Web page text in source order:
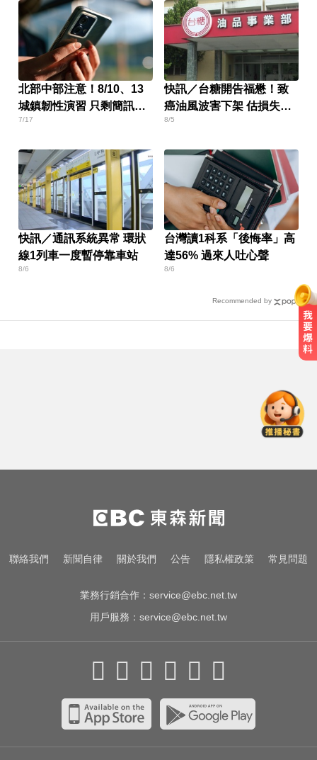
北部中部注意！8/10、13
城鎮韌性演習 只剩簡訊通
話可用
7/17
快訊／台糖開告福懋！致
癌油風波害下架 估損失
2.43億
8/5
快訊／通訊系統異常 環狀
線1列車一度暫停靠車站
8/6
台灣讀1科系「後悔率」高
達56% 過來人吐心聲
8/6
Recommended by
弊」！官方急出手
快訊／日本又地震！九州規模5.1極
淺層地震 最大震度4級
漢光首日共機大舉逼近！偵獲14架
聯絡我們 新聞自律 關於我們 公告 隱私權政策 常見問題
業務行銷合作： service@ebc.net.tw
用戶服務： service@ebc.net.tw